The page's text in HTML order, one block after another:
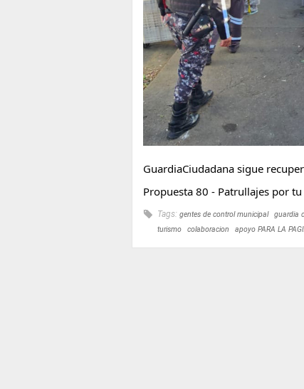
GuardiaCiudadana sigue
Propuesta 80 - Patrullajes por tu
Tags: gentes de control municipal guardia
turismo
colaboracion apoyo PARA LA